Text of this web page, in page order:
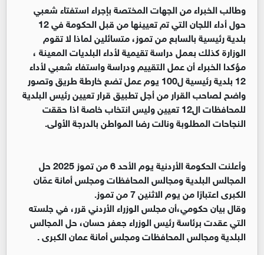
وطالب الخبراء من الجهات المختصة بإجراء استفتاء شعبي
حول أداء اللجان التي تم تعيينها من قبل الحكومة في 12
بلدية رئيسية بالسابع من تموز، متسائلين لماذا لا تقوم
الوزارة كذلك بعمل دراسة تقيمية لأداء البلديات المعينة ،
مؤكدا الخبراء أن عمل التقييم ودراسة واستفاء شعبي لأداء
12 بلدية رئيسية ل100 يوم عمل تضع خارطة طريق وتصور
واضح لصاحب القرار من أجل تطبيق قرار تعيين رئيس البلدية
للمحافظات ال12 تعيين وليس انتخاب خاصة اذا حققت
النجاحات المطلوبة ونالت رضا المواطن بالدرجة الأولى.
وأعلنت الحكومة الأردنية يوم الأحد 6 من تموز 2025 حل
المجالس البلدية ومجالس المحافظات ومجلس أمانة عمّان
الكبرى اعتبارًا من يوم الاثنين 7 من تموز.
وقال بيان حكومي،أن مجلس الوزراء الأردني قرر، في جلسته
التي عقدت برئاسة رئيس الوزراء جعفر حسان، حل المجالس
البلدية ومجالس المحافظات ومجلس أمانة عمان الكبرى .